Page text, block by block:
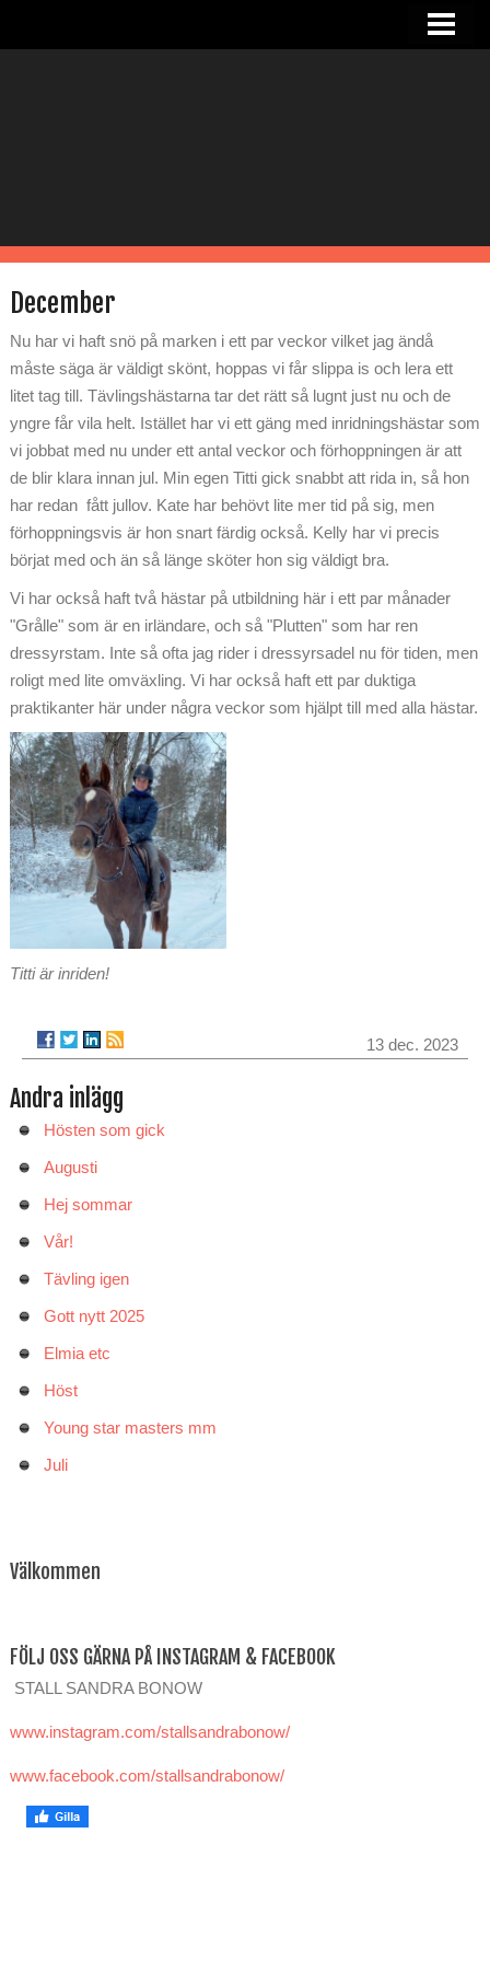
RIDHUS
KONTAKT
December
Nu har vi haft snö på marken i ett par veckor vilket jag ändå
måste säga är väldigt skönt, hoppas vi får slippa is och lera ett
litet tag till. Tävlingshästarna tar det rätt så lugnt just nu och de
yngre får vila helt. Istället har vi ett gäng med inridningshästar som
vi jobbat med nu under ett antal veckor och förhoppningen är att
de blir klara innan jul. Min egen Titti gick snabbt att rida in, så hon
har redan fått jullov. Kate har behövt lite mer tid på sig, men
förhoppningsvis är hon snart färdig också. Kelly har vi precis
börjat med och än så länge sköter hon sig väldigt bra.
Vi har också haft två hästar på utbildning här i ett par månader
"Grålle" som är en irländare, och så "Plutten" som har ren
dressyrstam. Inte så ofta jag rider i dressyrsadel nu för tiden, men
roligt med lite omväxling. Vi har också haft ett par duktiga
praktikanter här under några veckor som hjälpt till med alla hästar.
Titti är inriden!
13 dec. 2023
Andra inlägg
Hösten som gick
Augusti
Hej sommar
Vår!
Tävling igen
Gott nytt 2025
Elmia etc
Höst
Young star masters mm
Juli
Välkommen
FÖLJ OSS GÄRNA PÅ INSTAGRAM & FACEBOOK
STALL SANDRA BONOW
www.instagram.com/stallsandrabonow/
www.facebook.com/stallsandrabonow/